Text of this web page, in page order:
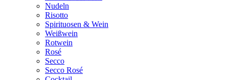
Nudeln
Risotto
Spirituosen & Wein
Weißwein
Rotwein
Rosé
Secco
Secco Rosé